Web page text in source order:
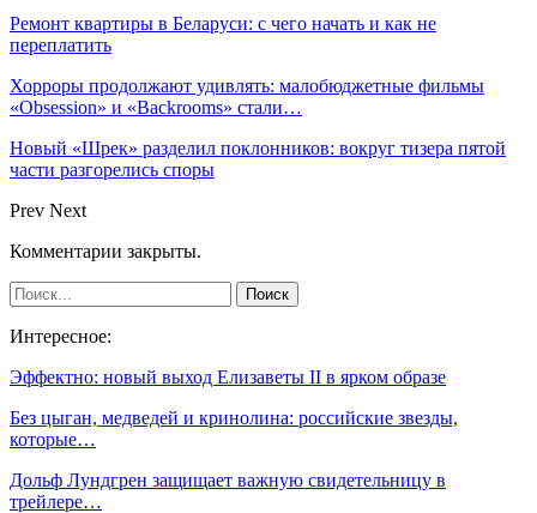
Ремонт квартиры в Беларуси: с чего начать и как не
переплатить
Хорроры продолжают удивлять: малобюджетные фильмы
«Obsession» и «Backrooms» стали…
Новый «Шрек» разделил поклонников: вокруг тизера пятой
части разгорелись споры
Prev Next
Комментарии закрыты.
Интересное:
Эффектно: новый выход Елизаветы II в ярком образе
Без цыган, медведей и кринолина: российские звезды,
которые…
Дольф Лундгрен защищает важную свидетельницу в
трейлере…